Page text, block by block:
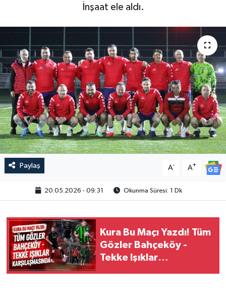
İnşaat ele aldı.
Paylaş A- A+
20.05.2026 - 09:31 Okunma Süresi: 1 Dk
Kura Bu Maçı Yazdı! Tüm
Gözler Bahçeköy -
Tekke Işıklar